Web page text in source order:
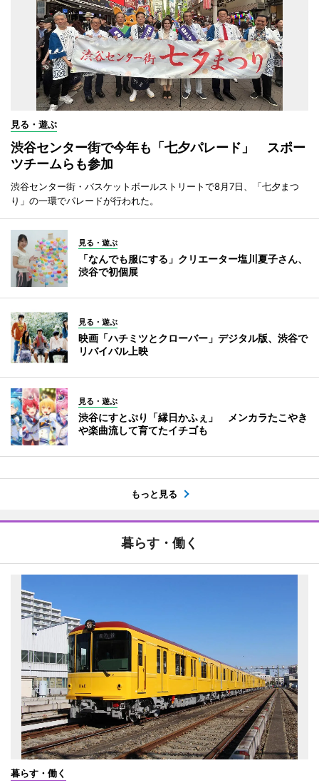
見る・遊ぶ
渋谷センター街で今年も「七夕パレード」 スポー
ツチームらも参加
渋谷センター街・バスケットボールストリートで8月7日、「七夕まつ
り」の一環でパレードが行われた。
見る・遊ぶ
「なんでも服にする」クリエーター塩川夏子さん、
渋谷で初個展
見る・遊ぶ
映画「ハチミツとクローバー」デジタル版、渋谷で
リバイバル上映
見る・遊ぶ
渋谷にすとぷり「縁日かふぇ」 メンカラたこやき
や楽曲流して育てたイチゴも
もっと見る
暮らす・働く
暮らす・働く